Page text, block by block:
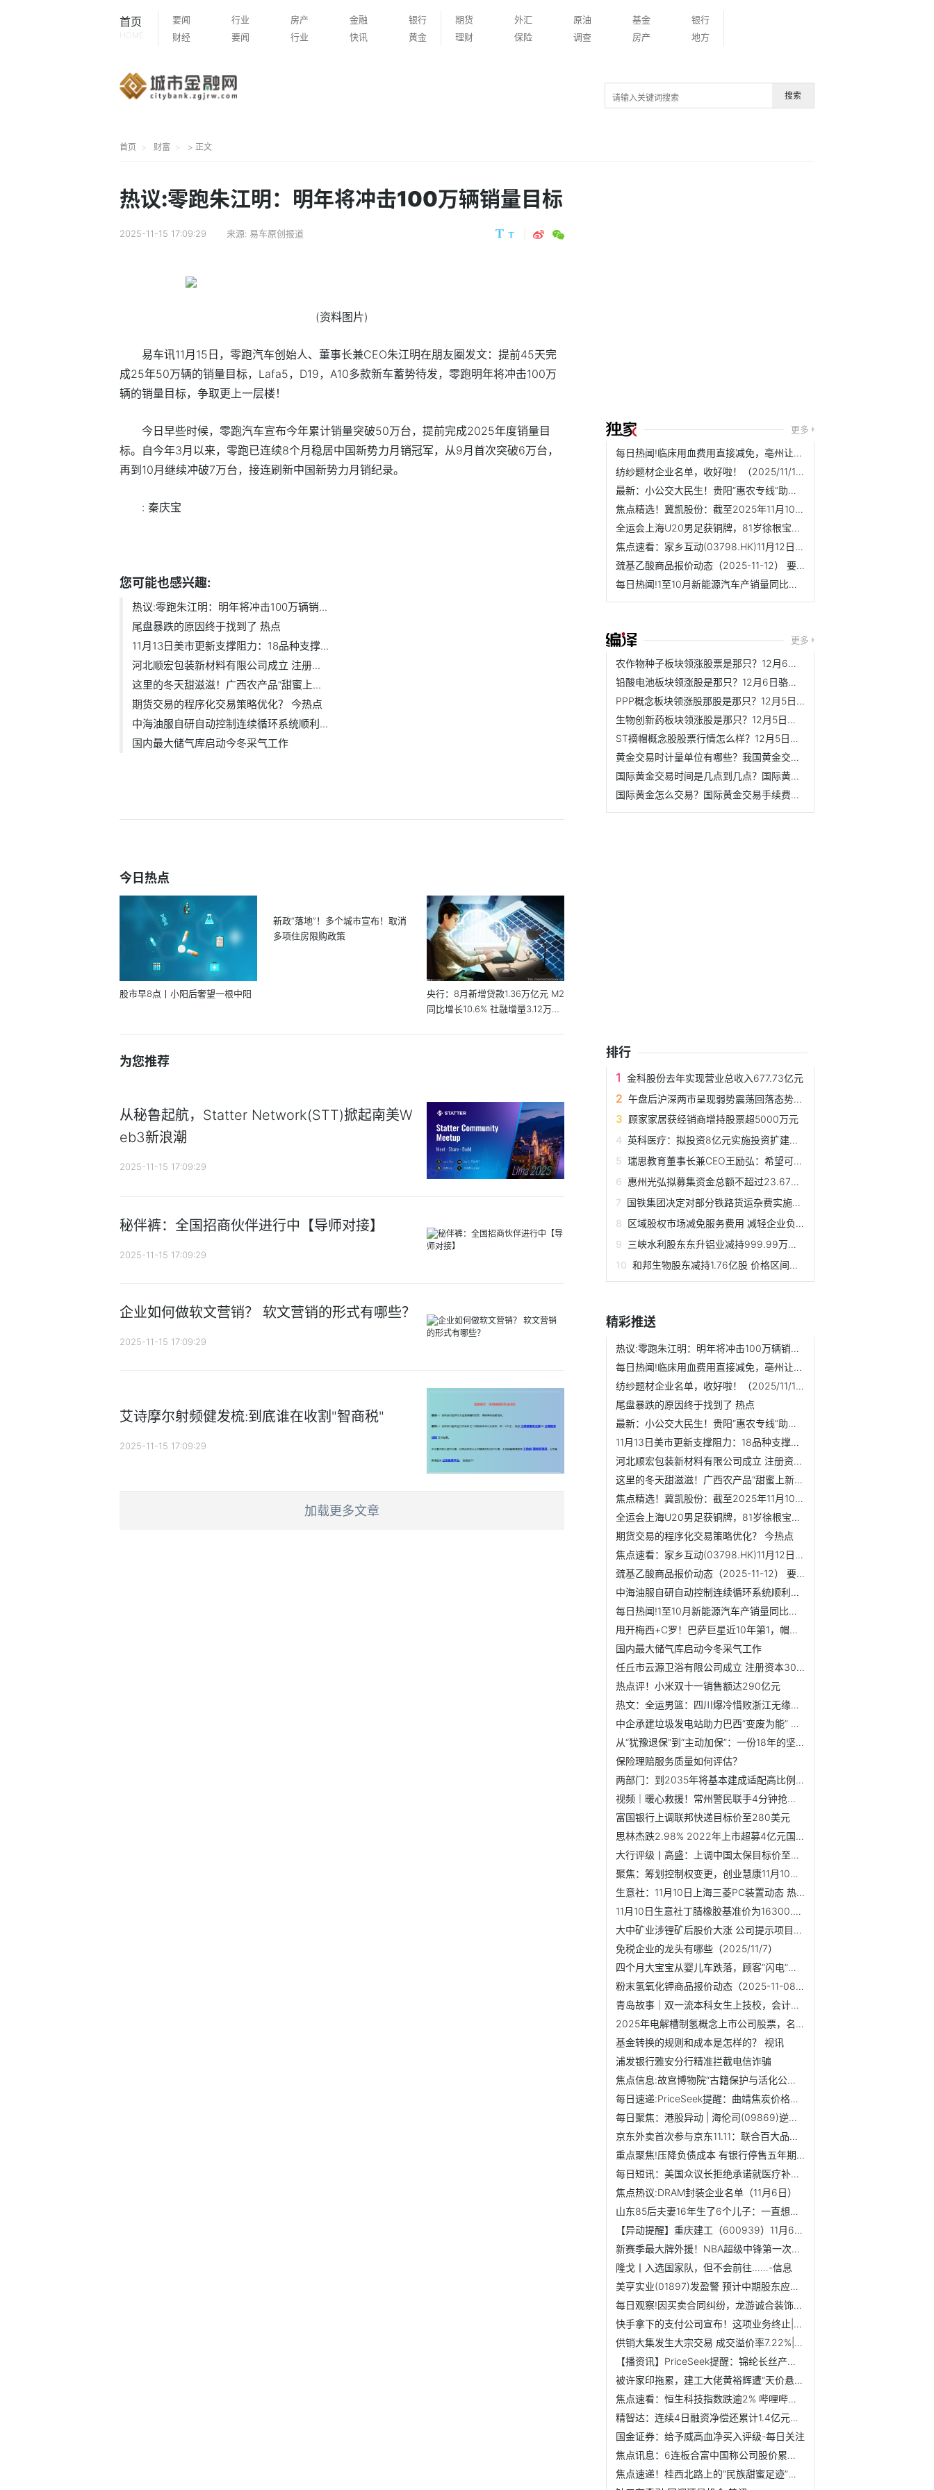
首页
HOME
要闻 行业 房产 金融
银行
财经
要闻 行业 快讯 黄金
期货 外汇 原油 基金
银行
理财
保险 调查 房产 地方
搜索
首页 财富 > 正文
热议:零跑朱江明：明年将冲击100万辆销量目标
2025-11-15 17:09:29 来源: 易车原创报道
(资料图片)
易车讯11月15日，零跑汽车创始人、董事长兼CEO朱江明在朋友圈发文：提前45天完
成25年50万辆的销量目标，Lafa5，D19，A10多款新车蓄势待发，零跑明年将冲击100万
辆的销量目标，争取更上一层楼！
今日早些时候，零跑汽车宣布今年累计销量突破50万台，提前完成2025年度销量目
标。自今年3月以来，零跑已连续8个月稳居中国新势力月销冠军，从9月首次突破6万台，
再到10月继续冲破7万台，接连刷新中国新势力月销纪录。
: 秦庆宝
您可能也感兴趣:
热议:零跑朱江明：明年将冲击100万辆销...
尾盘暴跌的原因终于找到了 热点
11月13日美市更新支撑阻力：18品种支撑...
河北顺宏包装新材料有限公司成立 注册...
这里的冬天甜滋滋！广西农产品“甜蜜上...
期货交易的程序化交易策略优化？ 今热点
中海油服自研自动控制连续循环系统顺利...
国内最大储气库启动今冬采气工作
今日热点
股市早8点丨小阳后奢望一根中阳
新政“落地”！多个城市宣布！取消
多项住房限购政策
央行：8月新增贷款1.36万亿元 M2
同比增长10.6% 社融增量3.12万亿
为您推荐
从秘鲁起航，Statter Network(STT)掀起南美W
eb3新浪潮
2025-11-15 17:09:29
秘伴裤：全国招商伙伴进行中【导师对接】
2025-11-15 17:09:29
企业如何做软文营销？ 软文营销的形式有哪些？
2025-11-15 17:09:29
艾诗摩尔射频健发梳:到底谁在收割"智商税"
2025-11-15 17:09:29
加载更多文章
更多
每日热闻!临床用血费用直接减免，亳州让无偿献血者的爱心得到...
纺纱题材企业名单，收好啦！（2025/11/14）
最新：小公交大民生！贵阳“惠农专线”助力乡村振兴
焦点精选！冀凯股份：截至2025年11月10日公司股东人数为23207户
全运会上海U20男足获铜牌，81岁徐根宝坦言还有未竟之事
焦点速看：家乡互动(03798.HK)11月12日耗资16.68万港元回购11.8万股
巯基乙酸商品报价动态（2025-11-12） 要闻速递
每日热闻!1至10月新能源汽车产销量同比增长均超30%
更多
农作物种子板块领涨股票是那只？12月6日丰乐种业市盈率为30.27
铅酸电池板块领涨股是那只？12月6日骆驼股份股价是多少？
PPP概念板块领涨股那股是那只？12月5日ST长方市盈率为-4.87
生物创新药板块领涨股是那只？12月5日南新制药股价是多少？
ST摘帽概念股股票行情怎么样？12月5日宜宾纸业股价是多少？
黄金交易时计量单位有哪些？我国黄金交易的计量单位是什么？
国际黄金交易时间是几点到几点？国际黄金开户流程是什么？
国际黄金怎么交易？国际黄金交易手续费一手需要多少钱？
排行
金科股份去年实现营业总收入677.73亿元
午盘后沪深两市呈现弱势震荡回落态势，市场交投情绪积极
顾家家居获经销商增持股票超5000万元
英科医疗：拟投资8亿元实施投资扩建医用手套、防护服项目
瑞思教育董事长兼CEO王励弘：希望可以继续推进线上线下相结合...
惠州光弘拟募集资金总额不超过23.67亿元
国铁集团决定对部分铁路货运杂费实施阶段性减半核收政策
区域股权市场减免服务费用 减轻企业负担
三峡水利股东东升铝业减持999.99万股 价格区间为9.52-10.17元/股
和邦生物股东减持1.76亿股 价格区间为2.56-5元/股
精彩推送
热议:零跑朱江明：明年将冲击100万辆销量目标
每日热闻!临床用血费用直接减免，亳州让无偿献血者的爱心得到...
纺纱题材企业名单，收好啦！（2025/11/14）
尾盘暴跌的原因终于找到了 热点
最新：小公交大民生！贵阳“惠农专线”助力乡村振兴
11月13日美市更新支撑阻力：18品种支撑阻力(金银铂钯原油天然...
河北顺宏包装新材料有限公司成立 注册资本300万人民币
这里的冬天甜滋滋！广西农产品“甜蜜上新”|焦点速递
焦点精选！冀凯股份：截至2025年11月10日公司股东人数为23207户
全运会上海U20男足获铜牌，81岁徐根宝坦言还有未竟之事
期货交易的程序化交易策略优化？ 今热点
焦点速看：家乡互动(03798.HK)11月12日耗资16.68万港元回购11.8万股
巯基乙酸商品报价动态（2025-11-12） 要闻速递
中海油服自研自动控制连续循环系统顺利完成实钻测试
每日热闻!1至10月新能源汽车产销量同比增长均超30%
甩开梅西+C罗！巴萨巨星近10年第1，帽子戏法第1人
国内最大储气库启动今冬采气工作
任丘市云源卫浴有限公司成立 注册资本300万人民币 焦点速读
热点评！小米双十一销售额达290亿元
热文：全运男篮：四川爆冷惜败浙江无缘决赛 周琦19+9胡金秋21分
中企承建垃圾发电站助力巴西“变废为能” 当前热点
从“犹豫退保”到“主动加保”：一份18年的坚守，为风雨中的...
保险理赔服务质量如何评估？
两部门：到2035年将基本建成适配高比例新能源的新型电力系统
视频｜暖心救援！常州警民联手4分钟抢出“黄金生命线”
富国银行上调联邦快递目标价至280美元
思林杰跌2.98% 2022年上市超募4亿元国联民生保荐|每日消息
大行评级丨高盛：上调中国太保目标价至34港元 维持“买入”评级
聚焦：筹划控制权变更，创业慧康11月10日起停牌
生意社：11月10日上海三菱PC装置动态 热门
11月10日生意社丁腈橡胶基准价为16300.00元/吨
大中矿业涉锂矿后股价大涨 公司提示项目建设存不确定性
免税企业的龙头有哪些（2025/11/7）
四个月大宝宝从婴儿车跌落，顾客“闪电”相救磕伤嘴
粉末氢氧化钾商品报价动态（2025-11-08）
青岛故事｜双一流本科女生上技校，会计跨界学电气闯出职业新...
2025年电解槽制氢概念上市公司股票，名单整理汇总！（11月7日...
基金转换的规则和成本是怎样的？ 视讯
浦发银行雅安分行精准拦截电信诈骗
焦点信息:故宫博物院“古籍保护与活化公益项目（一期）”成果...
每日速递:PriceSeek提醒：曲靖焦炭价格偏强运行
每日聚焦：港股异动 | 海伦司(09869)逆市涨超17% 公司拟在...
京东外卖首次参与京东11.11：联合百大品牌立冬请客1000万份，...
重点聚焦!压降负债成本 有银行停售五年期定存产品
每日短讯：美国众议长拒绝承诺就医疗补贴进行表决
焦点热议:DRAM封装企业名单（11月6日）
山东85后夫妻16年生了6个儿子：一直想生个女儿，没想到都是儿...
【异动提醒】重庆建工（600939）11月6日13点46分触及涨停板
新赛季最大牌外援！NBA超级中锋第一次来CBA，能否改变争冠格局？
隆戈丨入选国家队，但不会前往……-信息
美亨实业(01897)发盈警 预计中期股东应占利润将同比减少约80%至95%
每日观察!因买卖合同纠纷，龙游诚合装饰材料有限公司起诉龙元...
快手拿下的支付公司宣布！这项业务终止|每日消息
供销大集发生大宗交易 成交溢价率7.22%|观天下
【播资讯】PriceSeek提醒：锦纶长丝产量增供需矛盾突出
被许家印拖累，建工大佬黄裕辉遭“天价悬赏”：最高可达2500...
焦点速看：恒生科技指数跌逾2% 哔哩哔哩跌超5%
精智达：连续4日融资净偿还累计1.4亿元（11-04）_焦点速看
国金证券：给予威高血净买入评级-每日关注
焦点讯息：6连板合富中国称公司股价累计涨幅已严重偏离基本面
焦点速递！桂西北路上的“民族甜蜜足迹”——记“最美货车司...